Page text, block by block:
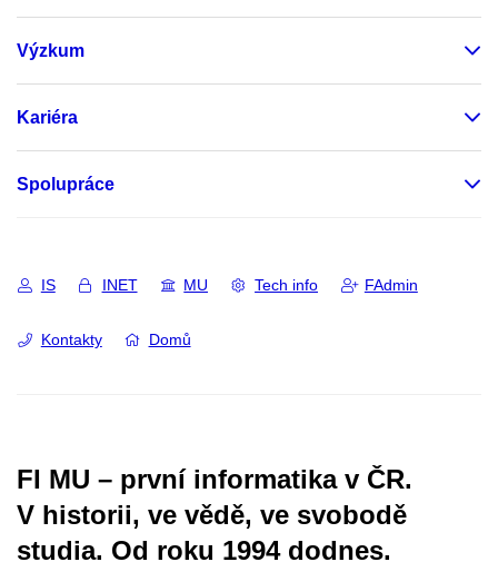
Výzkum
Kariéra
Spolupráce
IS INET MU Tech info FAdmin
Kontakty Domů
FI MU – první informatika v ČR.
V historii, ve vědě, ve svobodě
studia. Od roku 1994 dodnes.